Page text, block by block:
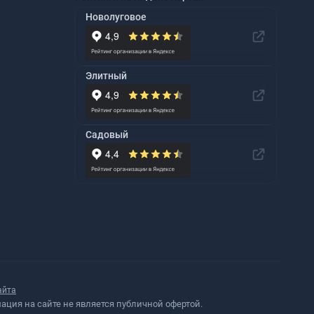
Новолуговое
Элитный
Садовый
на сайте не является публичной офертой.